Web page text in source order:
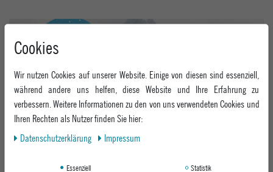
Shred Kids Geisskopf Snowboard Festival 2026
26 Oct, 2025
Cookies
Wir nutzen Cookies auf unserer Website. Einige von diesen sind essenziell,
während andere uns helfen, diese Website und Ihre Erfahrung zu
verbessern. Weitere Informationen zu den von uns verwendeten Cookies und
Ihren Rechten als Nutzer finden Sie hier:
Daten­schutz­erklärung
Impressum
Essenziell
Statistik